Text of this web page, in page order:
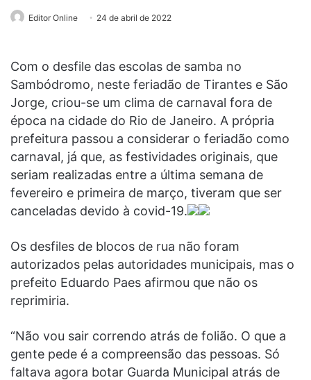
Editor Online 24 de abril de 2022
Com o desfile das escolas de samba no
Sambódromo, neste feriadão de Tirantes e São
Jorge, criou-se um clima de carnaval fora de
época na cidade do Rio de Janeiro. A própria
prefeitura passou a considerar o feriadão como
carnaval, já que, as festividades originais, que
seriam realizadas entre a última semana de
fevereiro e primeira de março, tiveram que ser
canceladas devido à covid-19.
Os desfiles de blocos de rua não foram
autorizados pelas autoridades municipais, mas o
prefeito Eduardo Paes afirmou que não os
reprimiria.
“Não vou sair correndo atrás de folião. O que a
gente pede é a compreensão das pessoas. Só
faltava agora botar Guarda Municipal atrás de